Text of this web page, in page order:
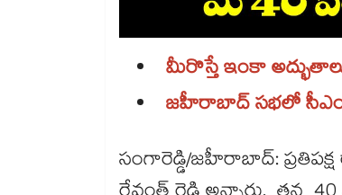
మీరొస్తే ఇంకా
జహీరాబాద్ సభలో సీఎం
సంగారెడ్డి/జహీరాబాద్: